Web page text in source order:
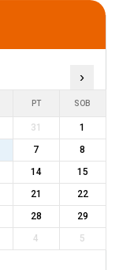
›
PT SOB
31
1
7
8
14
15
21
22
28
29
4 5